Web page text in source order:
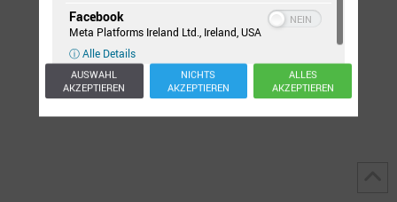
Facebook
Meta Platforms Ireland Ltd., Ireland, USA
ⓘ Alle Details
AUSWAHL
AKZEPTIEREN
NICHTS
AKZEPTIEREN
ALLES
AKZEPTIEREN